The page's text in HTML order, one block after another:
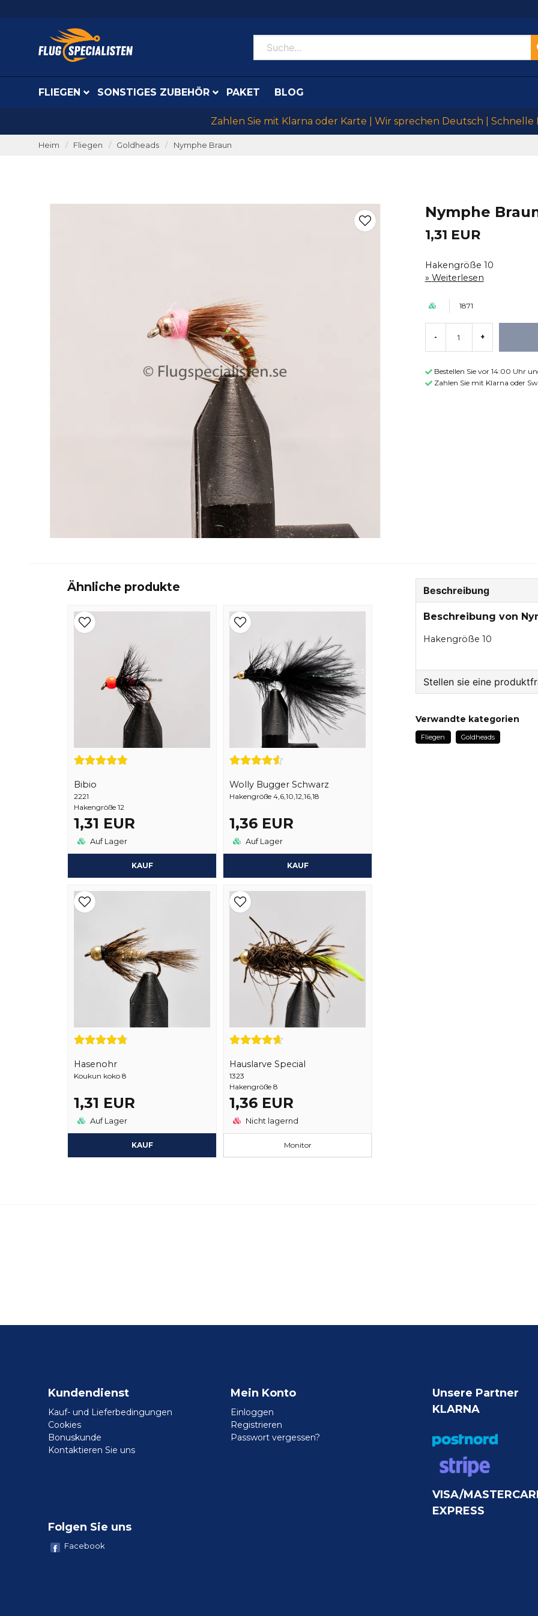
FLIEGEN SONSTIGES ZUBEHÖR PAKET BLOG
Zahlen Sie mit Klarna oder Karte | Wir sprechen Deutsch |
Heim Fliegen Goldheads Nymphe Braun
Nymphe
1,31 EUR
Hakengröße 10
Weiterlesen
1871
- +
Bestellen Sie vor 14:00 Uhr
Zahlen Sie mit Klarna oder
Ähnliche produkte
Bibio
2221
Hakengröße 12
1,31 EUR
Auf Lager
KAUF
Wolly Bugger Schwarz
Hakengröße 4,6,10,12,16,18
1,36 EUR
Auf Lager
KAUF
Hasenohr
Koukun koko 8
1,31 EUR
Auf Lager
KAUF
Hauslarve Special
1323
Hakengröße 8
1,36 EUR
Nicht lagernd
Monitor
Beschreibung
Beschreibung von
Hakengröße 10
Stellen sie eine
Fragen sie uns etwas
Verwandte kategorien
Fliegen Goldheads
Kundendienst
Kauf- und Lieferbedingungen
Cookies
Bonuskunde
Kontaktieren Sie uns
Mein Konto
Einloggen
Registrieren
Passwort vergessen?
Unsere Partner
KLARNA
VISA/
EXPRESS
Folgen Sie uns
Facebook